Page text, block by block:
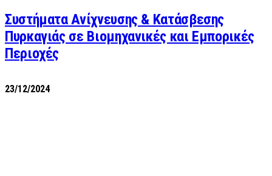
Συστήματα Ανίχνευσης & Κατάσβεσης
Πυρκαγιάς σε Βιομηχανικές και Εμπορικές
Περιοχές
23/12/2024